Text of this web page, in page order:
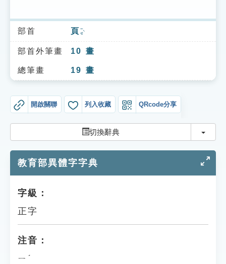
索引選單
知識索引
單字索引
貓頭鷹博士
部首 頁 ㄧㄝˋ
部首外筆畫 10 畫
總筆畫 19 畫
開啟關聯 列入收藏 QRcode分享
切換辭典 切換
教育部異體字字典
字級：
正字
注音：
ㄧˊ